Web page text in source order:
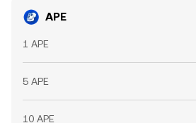
APE
1 APE
5 APE
10 APE